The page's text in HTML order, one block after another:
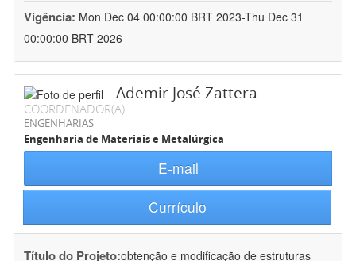
Vigência: Mon Dec 04 00:00:00 BRT 2023-Thu Dec 31
00:00:00 BRT 2026
Ademir José Zattera
COORDENADOR(A)
ENGENHARIAS
Engenharia de Materiais e Metalúrgica
E-mail
Currículo
Título do Projeto:obtenção e modificação de estruturas